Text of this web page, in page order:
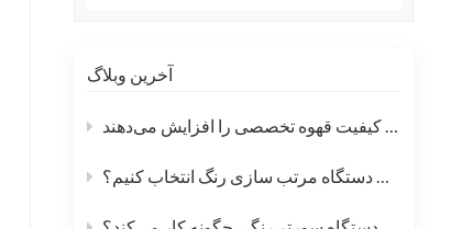
آخرین وبلاگ
چگونه دستگاه‌های مرتب‌سازی رنگ دانه قهوه، کیفیت قهوه تخصصی را افزایش می‌دهند
چگونه یک دستگاه مرتب سازی رنگ انتخاب کنیم؟